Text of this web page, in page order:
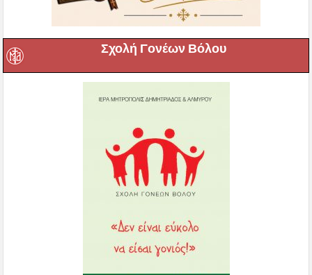
Σχολή Γονέων Βόλου